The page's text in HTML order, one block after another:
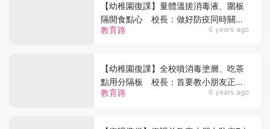
教育路 6 years ago
【幼稚園復課】量體溫搓消毒液、圍板
隔開食點心 校長：做好防疫同時關心
學生，一同面對挑戰
教育路 6 years ago
【幼稚園復課】全校噴消毒塗層、吃茶
點用分隔板 校長：首要教小朋友正確
戴口罩和消毒